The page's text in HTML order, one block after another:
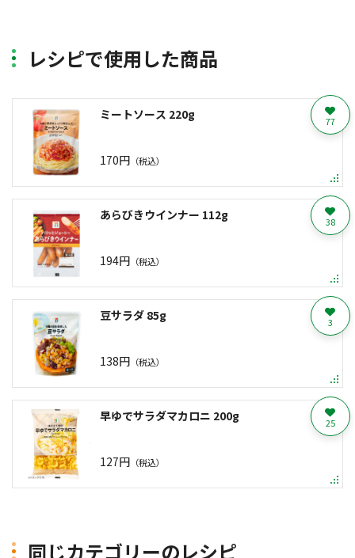
レシピで使用した商品
ミートソース 220g
170円 （税込）
77
あらびきウインナー 112g
194円 （税込）
38
豆サラダ 85g
138円 （税込）
3
早ゆでサラダマカロニ 200g
127円 （税込）
25
同じカテゴリーのレシピ